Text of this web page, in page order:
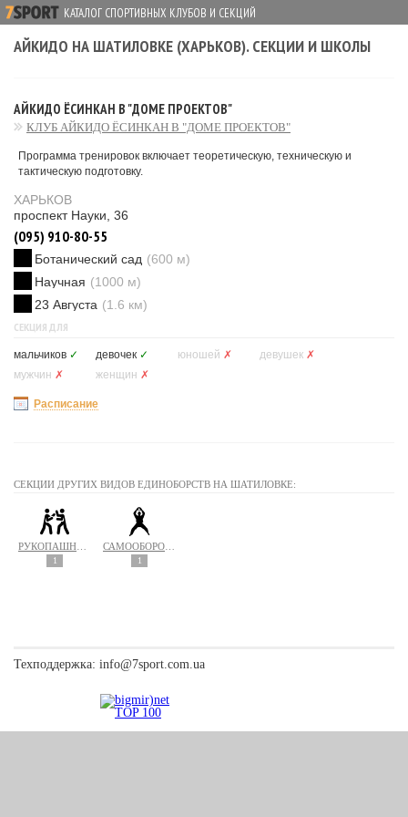
КАТАЛОГ СПОРТИВНЫХ КЛУБОВ И СЕКЦИЙ
АЙКИДО НА ШАТИЛОВКЕ (ХАРЬКОВ). СЕКЦИИ И ШКОЛЫ
АЙКИДО ЁСИНКАН В "ДОМЕ ПРОЕКТОВ"
КЛУБ АЙКИДО ЁСИНКАН В "ДОМЕ ПРОЕКТОВ"
Программа тренировок включает теоретическую, техническую и
тактическую подготовку.
ХАРЬКОВ
проспект Науки, 36
(095) 910-80-55
Ботанический сад (600 м)
Научная (1000 м)
23 Августа (1.6 км)
СЕКЦИЯ ДЛЯ
мальчиков ✓ девочек ✓ юношей ✗ девушек ✗
мужчин ✗ женщин ✗
Расписание
СЕКЦИИ ДРУГИХ ВИДОВ ЕДИНОБОРСТВ НА ШАТИЛОВКЕ:
1 1
Техподдержка: info@7sport.com.ua